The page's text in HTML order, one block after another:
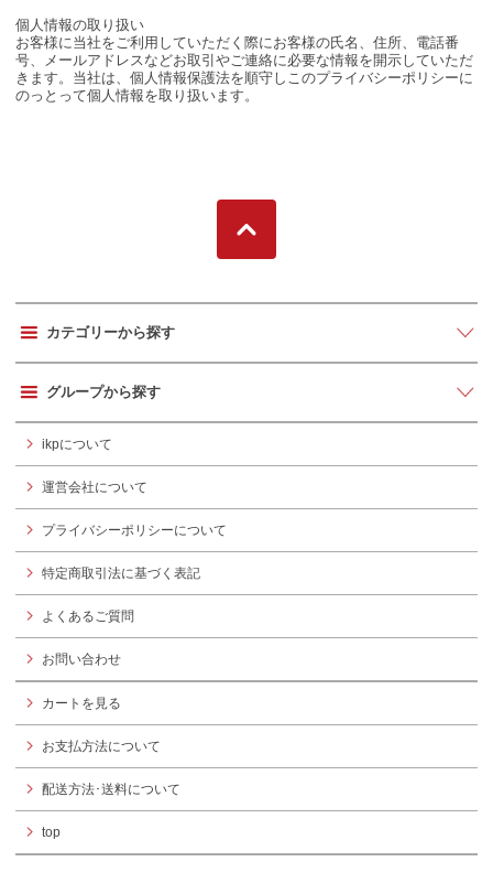
個人情報の取り扱い
お客様に当社をご利用していただく際にお客様の氏名、住所、電話番
号、メールアドレスなどお取引やご連絡に必要な情報を開示していただ
きます。当社は、個人情報保護法を順守しこのプライバシーポリシーに
のっとって個人情報を取り扱います。
カテゴリーから探す
グループから探す
ikpについて
運営会社について
プライバシーポリシーについて
特定商取引法に基づく表記
よくあるご質問
お問い合わせ
カートを見る
お支払方法について
配送方法･送料について
top